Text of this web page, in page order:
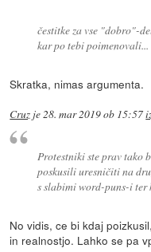
čestitke za vse "dobro"-
kar po tebi poimenovali...
Skratka, nimas argumenta.
Cruz je28. mar 2019 ob 15:57
Protestniki ste prav tako
poskusili uresničiti na
s slabimi word-puns-i ter
No vidis, ce bi kdaj
in realnostjo. Lahko se pa